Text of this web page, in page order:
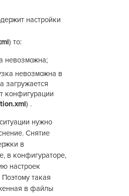
настройки
) то:
невозможна;
невозможна в
загружается
конфигурации
) .
нужно
Снятие
в
в конфигураторе,
настроек
такая
в файлы